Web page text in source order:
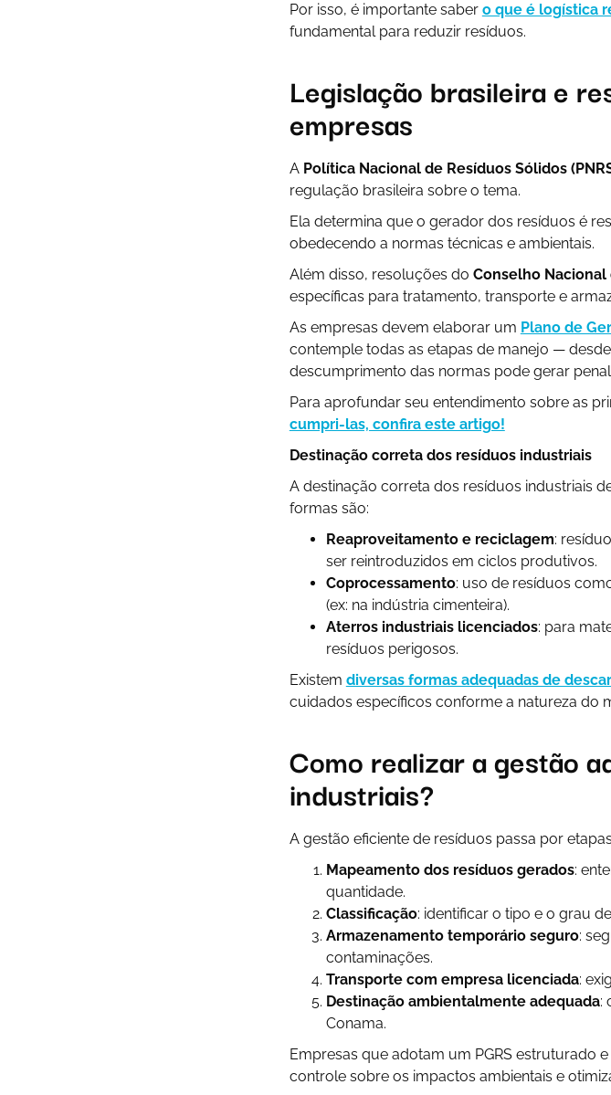
Por isso, é importante saber o que é logística
fundamental para reduzir resíduos.
Legislação brasileira e
empresas
A Política Nacional de Resíduos Sólidos
regulação brasileira sobre o tema.
Ela determina que o gerador dos resíduos é
obedecendo a normas técnicas e ambientais.
Além disso, resoluções do Conselho
específicas para tratamento, transporte e
As empresas devem elaborar um Plano de
contemple todas as etapas de manejo —
descumprimento das normas pode gerar
Para aprofundar seu entendimento sobre as
cumpri-las, confira este artigo!
Destinação correta dos resíduos industriais
A destinação correta dos resíduos industriais
formas são:
Reaproveitamento e reciclagem:
ser reintroduzidos em ciclos produtivos.
Coprocessamento: uso de resíduos
(ex: na indústria cimenteira).
Aterros industriais licenciados: para
resíduos perigosos.
Existem diversas formas adequadas de
cuidados específicos conforme a natureza do
Como realizar a gestão
industriais?
A gestão eficiente de resíduos passa por
Mapeamento dos resíduos gerados:
quantidade.
Classificação: identificar o tipo e o grau
Armazenamento temporário seguro:
contaminações.
Transporte com empresa licenciada:
Destinação ambientalmente adequada:
Conama.
Empresas que adotam um PGRS estruturado
controle sobre os impactos ambientais e